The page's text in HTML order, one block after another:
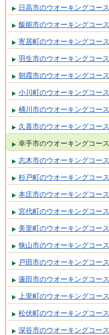
日高市のウオーキングコース
飯能市のウオーキングコース
寄居町のウオーキングコース
羽生市のウオーキングコース
朝霞市のウオーキングコース
小川町のウオーキングコース
桶川市のウオーキングコース
久喜市のウオーキングコース
幸手市のウオーキングコース
志木市のウオーキングコース
杉戸町のウオーキングコース
本庄市のウオーキングコース
宮代町のウオーキングコース
美里町のウオーキングコース
狭山市のウオーキングコース
戸田市のウオーキングコース
蓮田市のウオーキングコース
上里町のウオーキングコース
松伏町のウオーキングコース
深谷市のウオーキングコース